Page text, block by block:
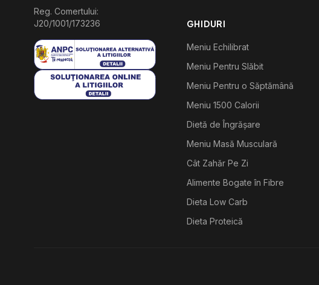
Reg. Comertului:
J20/1001/173236
GHIDURI
Meniu Echilibrat
Meniu Pentru Slăbit
Meniu Pentru o Săptămână
Meniu 1500 Calorii
Dietă de Îngrășare
Meniu Masă Musculară
Cât Zahăr Pe Zi
Alimente Bogate în Fibre
Dieta Low Carb
Dieta Proteică